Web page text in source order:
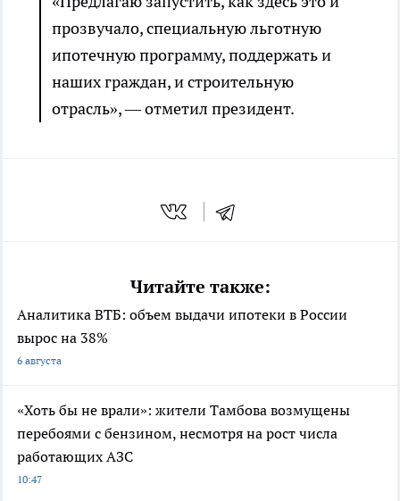
прозвучало, специальную льготную
ипотечную программу, поддержать и
наших граждан, и строительную
отрасль», — отметил президент.
Читайте также:
Аналитика ВТБ: объем выдачи ипотеки в России
вырос на 38%
6 августа
«Хоть бы не врали»: жители Тамбова возмущены
перебоями с бензином, несмотря на рост числа
работающих АЗС
10:47